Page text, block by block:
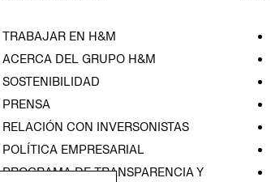
TRABAJAR EN H&M
ACERCA DEL GRUPO H&M
SOSTENIBILIDAD
PRENSA
RELACIÓN CON INVERSONISTAS
POLÍTICA EMPRESARIAL
PROGRAMA DE TRANSPARENCIA Y